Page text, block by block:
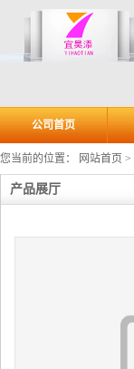
公司首页
您当前的位置： 网站首页 >
产品展厅